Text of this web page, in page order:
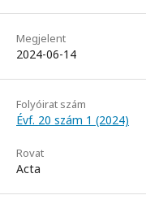
Megjelent
2024-06-14
Folyóirat szám
Évf. 20 szám 1 (2024)
Rovat
Acta